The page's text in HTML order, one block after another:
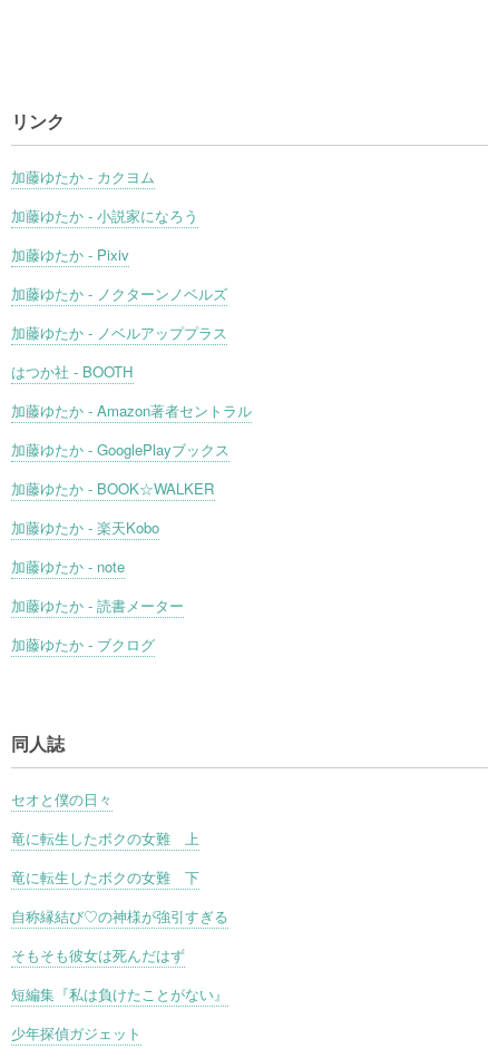
リンク
加藤ゆたか - カクヨム
加藤ゆたか - 小説家になろう
加藤ゆたか - Pixiv
加藤ゆたか - ノクターンノベルズ
加藤ゆたか - ノベルアッププラス
はつか社 - BOOTH
加藤ゆたか - Amazon著者セントラル
加藤ゆたか - GooglePlayブックス
加藤ゆたか - BOOK☆WALKER
加藤ゆたか - 楽天Kobo
加藤ゆたか - note
加藤ゆたか - 読書メーター
加藤ゆたか - ブクログ
同人誌
セオと僕の日々
竜に転生したボクの女難 上
竜に転生したボクの女難 下
自称縁結び♡の神様が強引すぎる
そもそも彼女は死んだはず
短編集『私は負けたことがない』
少年探偵ガジェット